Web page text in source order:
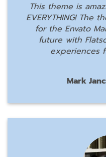
This theme is
EVERYTHING! The
for the Envato
future with
experiences
Mark